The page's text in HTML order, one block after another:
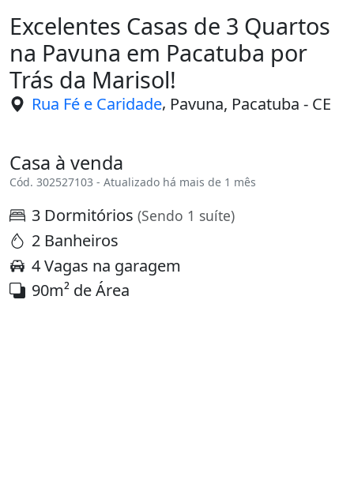
Excelentes Casas de 3 Quartos
na Pavuna em Pacatuba por
Trás da Marisol!
Rua Fé e Caridade, Pavuna, Pacatuba - CE
Casa à venda
Cód. 302527103 - Atualizado há mais de 1 mês
3 Dormitórios (Sendo 1 suíte)
2 Banheiros
4 Vagas na garagem
90m² de Área